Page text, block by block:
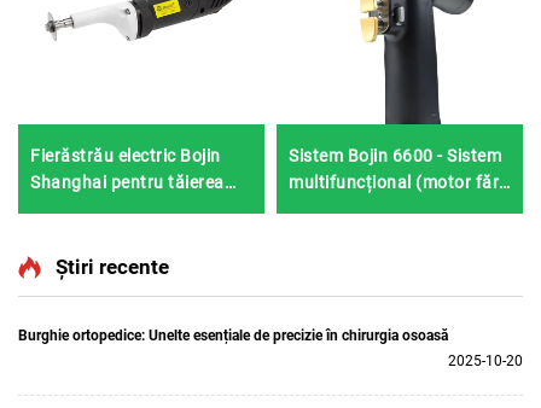
Fierăstrău electric Bojin
Shanghai pentru tăierea
Sistem Bojin 6600 - Sistem
multifuncțional (motor fără
Știri recente
Burghie ortopedice: Unelte esențiale de precizie în chirurgia osoasă
2025-10-20